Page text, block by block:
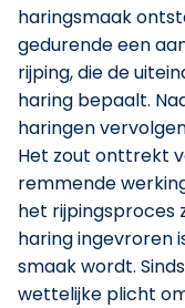
haringsmaak
gedurende een
rijping, die de
haring bepaalt.
haringen
Het zout onttrekt
remmende
het rijpingsproces
haring ingevroren
smaak wordt.
wettelijke plicht